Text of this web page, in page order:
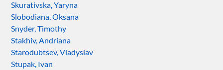
Skurativska, Yaryna
Slobodiana, Oksana
Snyder, Timothy
Stakhiv, Andriana
Starodubtsev, Vladyslav
Stupak, Ivan